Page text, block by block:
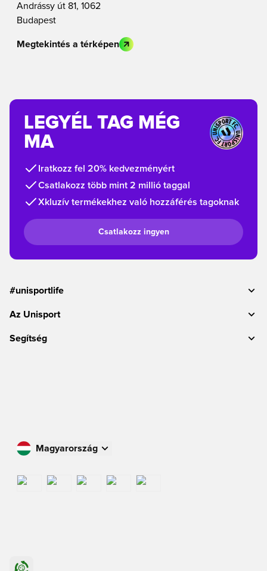
Andrássy út 81, 1062
Budapest
Megtekintés a térképen
LEGYÉL TAG MÉG
MA
Iratkozz fel 20% kedvezményért
Csatlakozz több mint 2 millió taggal
Xkluzív termékekhez való hozzáférés tagoknak
Csatlakozz ingyen
#unisportlife
Az Unisport
Segítség
Magyarország
International